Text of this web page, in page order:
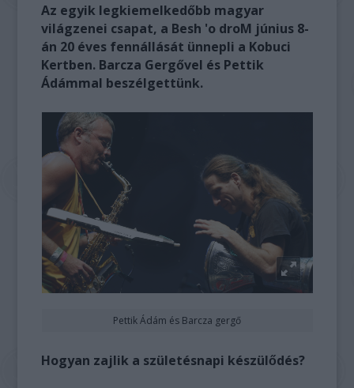
Az egyik legkiemelkedőbb magyar
világzenei csapat, a Besh 'o droM június 8-
án 20 éves fennállását ünnepli a Kobuci
Kertben. Barcza Gergővel és Pettik
Ádámmal beszélgettünk.
Pettik Ádám és Barcza gergő
Hogyan zajlik a születésnapi készülődés?